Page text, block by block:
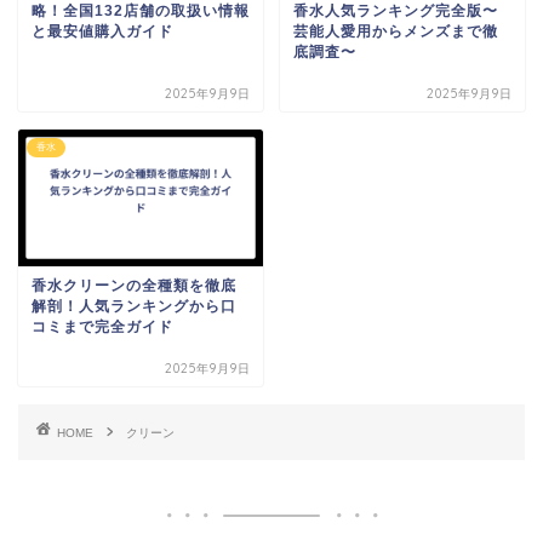
略！全国132店舗の取扱い情報
と最安値購入ガイド
2025年9月9日
香水人気ランキング完全版〜
芸能人愛用からメンズまで徹
底調査〜
2025年9月9日
香水
香水クリーンの全種類を徹底
解剖！人気ランキングから口
コミまで完全ガイド
2025年9月9日
HOME クリーン